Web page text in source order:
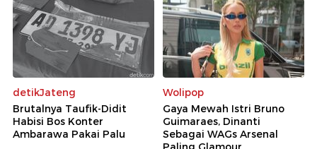
detikJateng
Brutalnya Taufik-Didit
Habisi Bos Konter
Ambarawa Pakai Palu
Wolipop
Gaya Mewah Istri Bruno
Guimaraes, Dinanti
Sebagai WAGs Arsenal